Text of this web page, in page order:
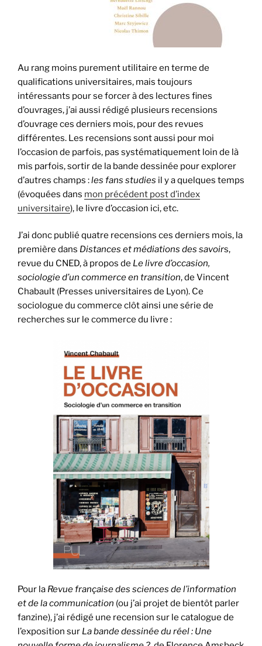
Au rang moins purement utilitaire en terme de
qualifications universitaires, mais toujours
intéressants pour se forcer à des lectures fines
d’ouvrages, j’ai aussi rédigé plusieurs recensions
d’ouvrage ces derniers mois, pour des revues
différentes. Les recensions sont aussi pour moi
l’occasion de parfois, pas systématiquement loin de là
mis parfois, sortir de la bande dessinée pour explorer
d’autres champs :les fans studies il y a quelques temps
(évoquées dans mon précédent post d’index
universitaire), le livre d’occasion ici, etc.
J’ai donc publié quatre recensions ces derniers mois, la
première dans Distances et médiations des savoirs,
revue du CNED, à propos de Le livre d’occasion,
sociologie d’un commerce en transition, de Vincent
Chabault (Presses universitaires de Lyon). Ce
sociologue du commerce clôt ainsi une série de
recherches sur le commerce du livre :
Pour la Revue française des sciences de l’information
et de la communication (ou j’ai projet de bientôt parler
fanzine), j’ai rédigé une recension sur le catalogue de
l’exposition sur La bande dessinée du réel : Une